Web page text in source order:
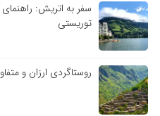
سفر به اتریش:
توریستی
روستاگردی ارزان و